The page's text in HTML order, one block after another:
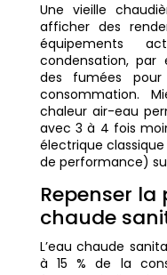
Une vieille
afficher des
équipements
condensation, par
des fumées pour
consommation.
chaleur air-eau
avec 3 à 4 fois
électrique
de performance)
Repenser la
chaude
L’eau chaude
à 15 % de la